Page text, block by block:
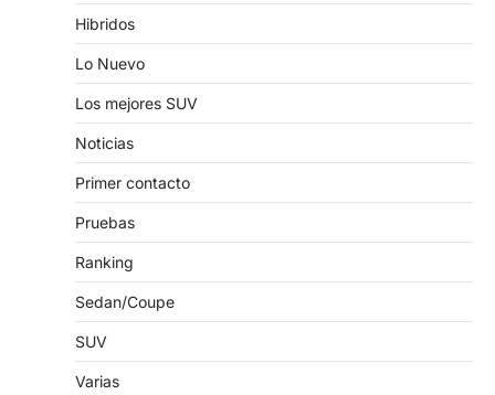
Hibridos
Lo Nuevo
Los mejores SUV
Noticias
Primer contacto
Pruebas
Ranking
Sedan/Coupe
SUV
Varias